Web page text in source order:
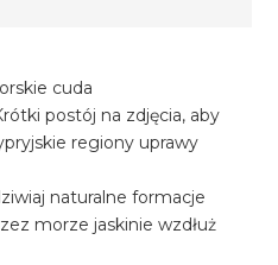
cuda
postój na zdjęcia, aby
regiony uprawy
naturalne formacje
morze jaskinie wzdłuż